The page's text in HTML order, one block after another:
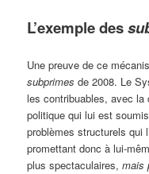
L’exemple des
Une preuve de ce
subprimes de 2008. Le
les contribuables, avec la
politique qui lui est
problèmes structurels qui
promettant donc à lui-
plus spectaculaires,mais